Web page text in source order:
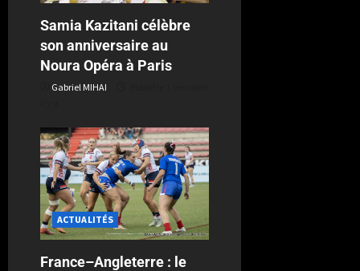
Samia Kazitani célèbre
son anniversaire au
Noura Opéra à Paris
Gabriel MIHAI
ACTUALITÉS
France–Angleterre : le